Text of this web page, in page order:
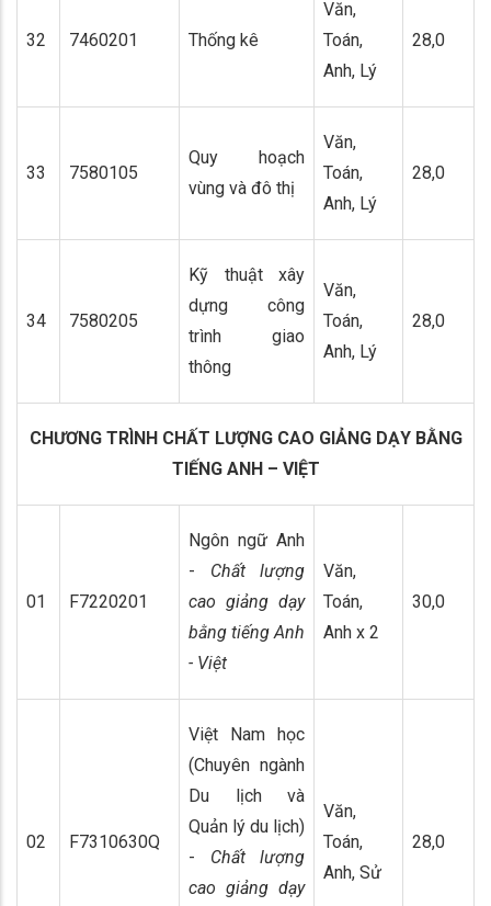
32 7460201 Thống kê
Văn,
Toán,
Anh, Lý
28,0
33 7580105
Quy hoạch
vùng và đô thị
Văn,
Toán,
Anh, Lý
28,0
34 7580205
Kỹ thuật xây
dựng công
trình giao
thông
Văn,
Toán,
Anh, Lý
28,0
CHƯƠNG TRÌNH CHẤT LƯỢNG CAO GIẢNG DẠY BẰNG
TIẾNG ANH – VIỆT
01 F7220201
Ngôn ngữ Anh
- Chất lượng
cao giảng dạy
bằng tiếng Anh
- Việt
Văn,
Toán,
Anh x 2
30,0
02 F7310630Q
Việt Nam học
(Chuyên ngành
Du lịch và
Quản lý du lịch)
- Chất lượng
cao giảng dạy
Văn,
Toán,
Anh, Sử
28,0